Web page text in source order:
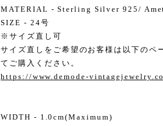
MATERIAL - Sterling Silver 925/
SIZE - 24号
※サイズ直し可
サイズ直しをご希望のお客様は以下のペ
てご購入ください。
https://www.demode-
WIDTH - 1.0cm(Maximum)